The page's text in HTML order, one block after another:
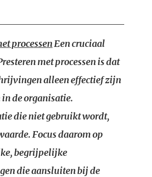
processenEen cruciaal
met processenis dat
alleen effectief zijn
in de organisatie.
die niet gebruikt wordt,
Focus daarom op
begrijpelijke
die aansluiten bij de